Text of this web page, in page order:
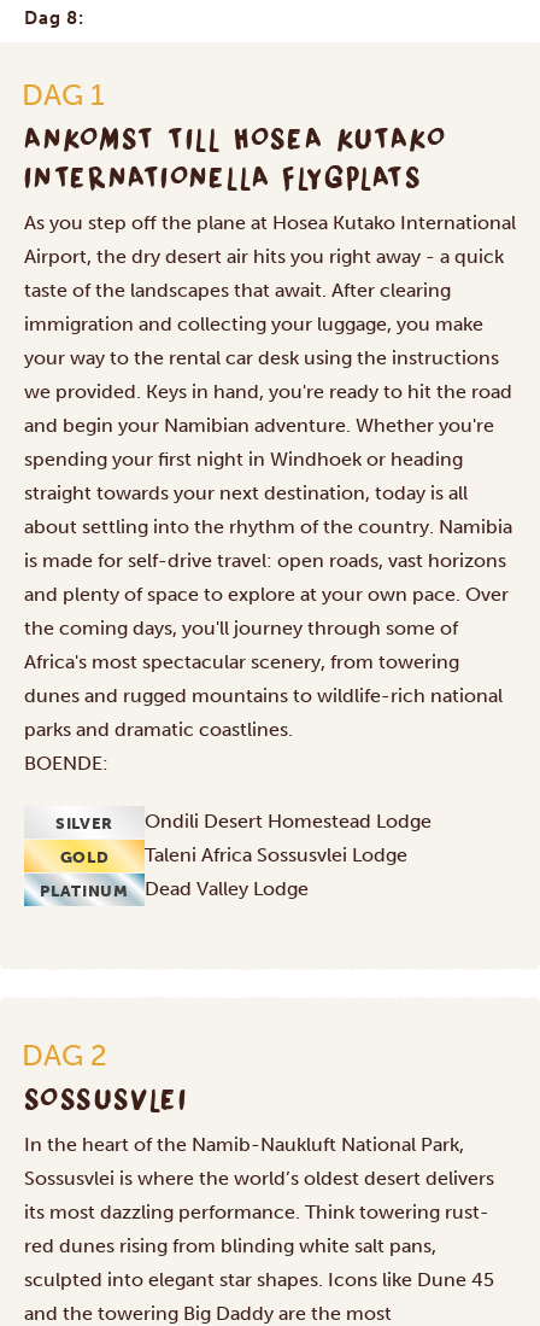
Dag 8:
DAG 1
ANKOMST TILL HOSEA KUTAKO
INTERNATIONELLA FLYGPLATS
As you step off the plane at Hosea Kutako International
Airport, the dry desert air hits you right away - a quick
taste of the landscapes that await. After clearing
immigration and collecting your luggage, you make
your way to the rental car desk using the instructions
we provided. Keys in hand, you're ready to hit the road
and begin your Namibian adventure. Whether you're
spending your first night in Windhoek or heading
straight towards your next destination, today is all
about settling into the rhythm of the country. Namibia
is made for self-drive travel: open roads, vast horizons
and plenty of space to explore at your own pace. Over
the coming days, you'll journey through some of
Africa's most spectacular scenery, from towering
dunes and rugged mountains to wildlife-rich national
parks and dramatic coastlines.
BOENDE:
SILVER Ondili Desert Homestead Lodge
GOLD Taleni Africa Sossusvlei Lodge
PLATINUM Dead Valley Lodge
DAG 2
SOSSUSVLEI
In the heart of the Namib-Naukluft National Park,
Sossusvlei is where the world’s oldest desert delivers
its most dazzling performance. Think towering rust-
red dunes rising from blinding white salt pans,
sculpted into elegant star shapes. Icons like Dune 45
and the towering Big Daddy are the most